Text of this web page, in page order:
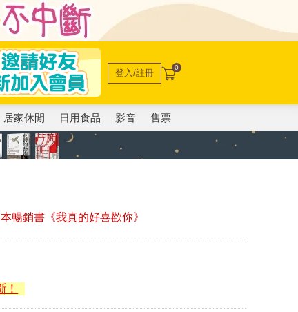
登入/註冊 0
居家休閒 日用食品 影音 售票
暢銷書《我真的好喜歡你》